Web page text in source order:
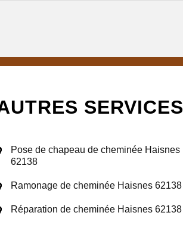
SERVICES
Pose de chapeau de cheminée Haisnes
62138
Ramonage de cheminée Haisnes 62138
Réparation de cheminée Haisnes 62138